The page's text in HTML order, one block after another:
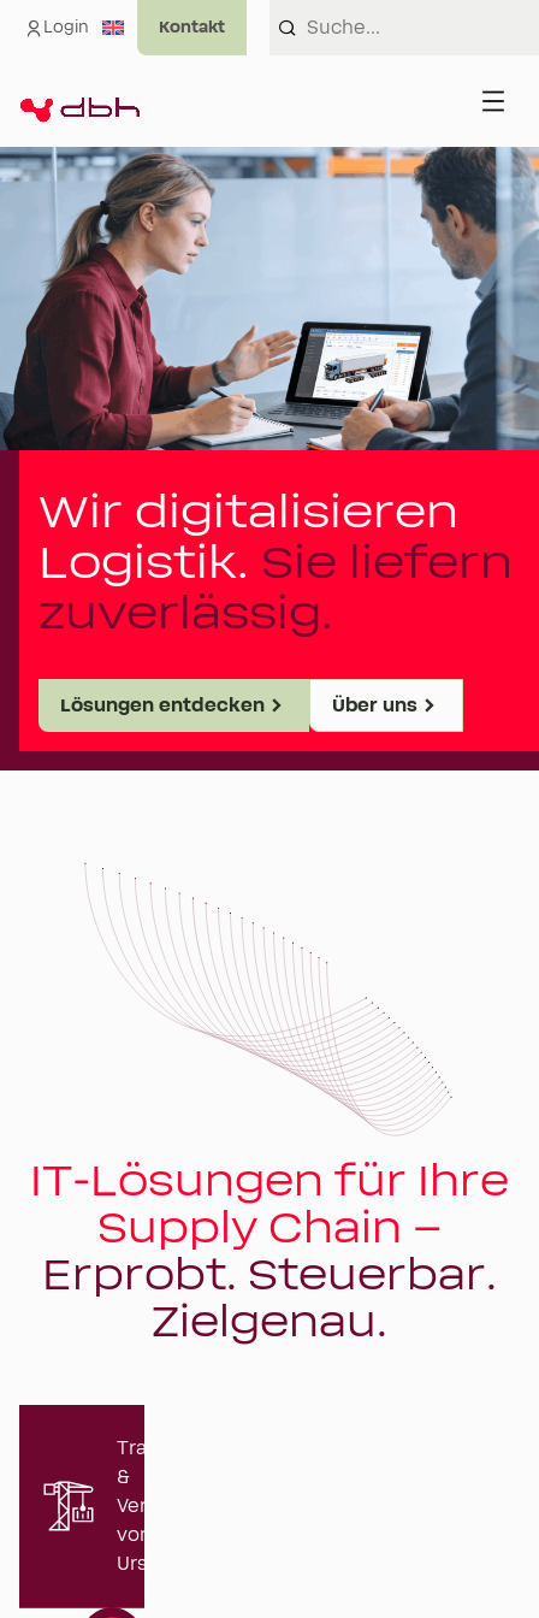
Login
Wir digitalisieren
Logistik. Sie liefern
zuverlässig.
Lösungen entdecken Über uns
IT-Lösungen für Ihre
Supply Chain –
Erprobt. Steuerbar.
Zielgenau.
Transport
&
Versand
vom
Ursprung